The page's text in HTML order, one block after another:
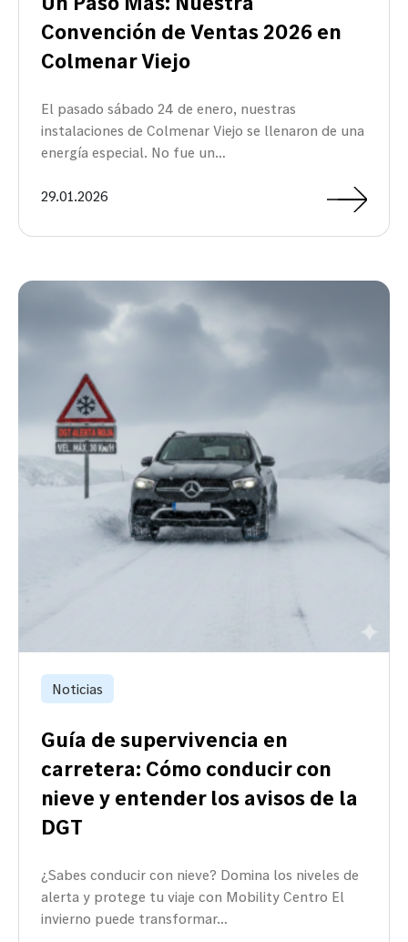
Convención de Ventas 2026 en
Colmenar Viejo
El pasado sábado 24 de enero, nuestras
instalaciones de Colmenar Viejo se llenaron de una
energía especial. No fue un…
29.01.2026
Noticias
Guía de supervivencia en
carretera: Cómo conducir con
nieve y entender los avisos de la
DGT
¿Sabes conducir con nieve? Domina los niveles de
alerta y protege tu viaje con Mobility Centro El
invierno puede transformar…